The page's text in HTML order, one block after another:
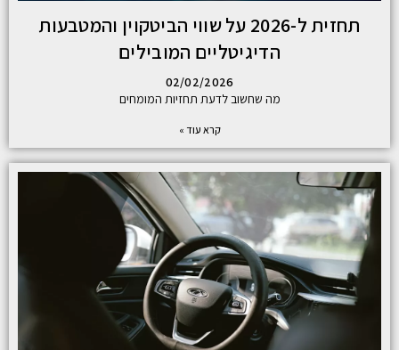
תחזית ל-2026 על שווי הביטקוין והמטבעות
הדיגיטליים המובילים
02/02/2026
מה שחשוב לדעת תחזיות המומחים
קרא עוד »